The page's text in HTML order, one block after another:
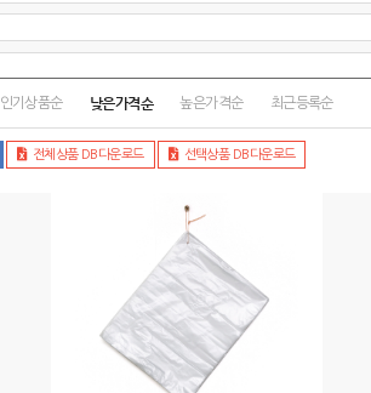
인기상품순 낮은가격순 높은가격순 최근등록순
전체상품 DB다운로드 선택상품 DB다운로드